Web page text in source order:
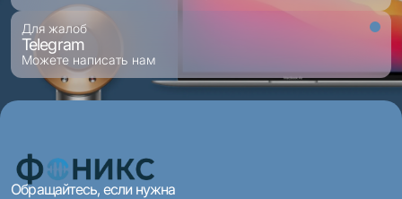
Для жалоб
Telegram
Можете написать нам
Обращайтесь, если нужна